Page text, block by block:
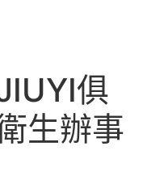
俱
生辦事